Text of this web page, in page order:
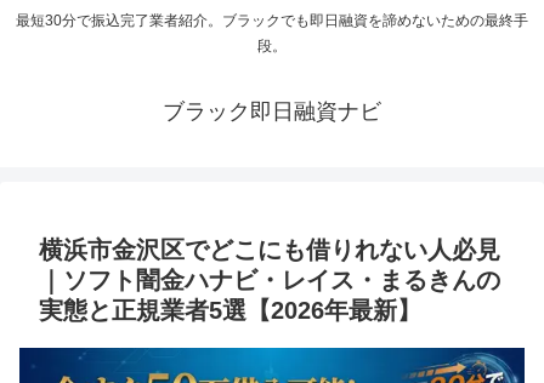
最短30分で振込完了業者紹介。ブラックでも即日融資を諦めないための最終手
段。
ブラック即日融資ナビ
横浜市金沢区でどこにも借りれない人必見
｜ソフト闇金ハナビ・レイス・まるきんの
実態と正規業者5選【2026年最新】